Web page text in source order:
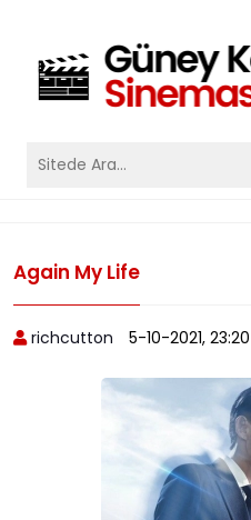
Again My Life
richcutton 5-10-2021, 23:20